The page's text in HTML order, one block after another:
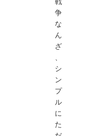
争
な
ん
ざ
、
シ
ン
プ
ル
に
た